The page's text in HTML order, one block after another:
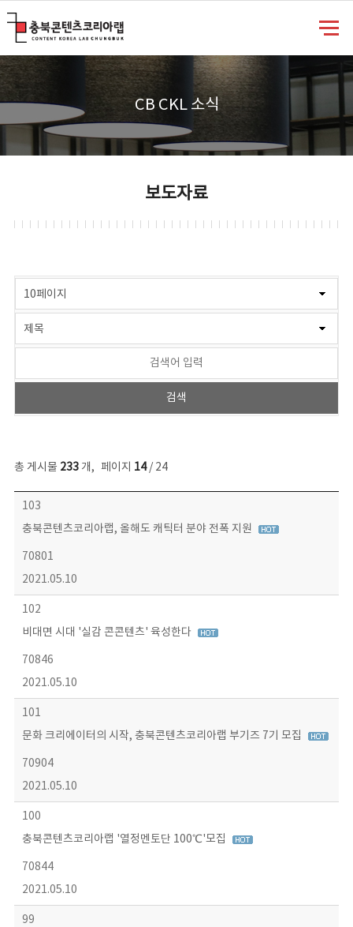
CB CKL 소식
보도자료
총 게시물 233개, 페이지 14/ 24
보도자료 목록 - 번호, 제목, 작성자, 파일, 조회수, 작성일 정보 제공
103
충북콘텐츠코리아랩, 올해도 캐틱터 분야 전폭 지원
70801
2021.05.10
102
비대면 시대 '실감 콘콘텐츠' 육성한다
70846
2021.05.10
101
문화 크리에이터의 시작, 충북콘텐츠코리아랩 부기즈 7기 모집
70904
2021.05.10
100
충북콘텐츠코리아랩 '열정멘토단 100℃'모집
70844
2021.05.10
99